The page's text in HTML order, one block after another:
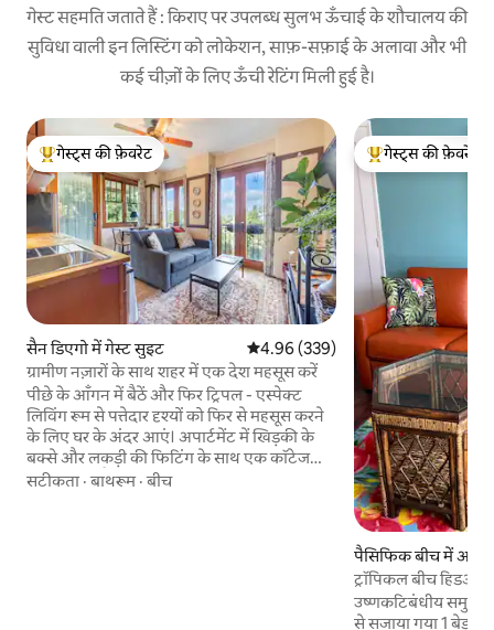
गेस्ट सहमति जताते हैं : किराए पर उपलब्ध सुलभ ऊँचाई के शौचालय की
सुविधा वाली इन लिस्टिंग को लोकेशन, साफ़-सफ़ाई के अलावा और भी
कई चीज़ों के लिए ऊँची रेटिंग मिली हुई है।
गेस्ट्स का टॉप फ़ेवरेट
गेस्ट्स की फ़ेवरेट
सैन डिएगो में गेस्ट सुइट औसत रेटिंग 5 में से 4.96, 339 समीक्षाएँ
4.96 (339)
ग्रामीण नज़ारों के साथ शहर में एक देश महसूस करें
पीछे के आँगन में बैठें और फिर ट्रिपल - एस्पेक्ट
लिविंग रूम से पत्तेदार दृश्यों को फिर से महसूस करने
के लिए घर के अंदर आएं। अपार्टमेंट में खिड़की के
बक्से और लकड़ी की फिटिंग के साथ एक कॉटेज
महसूस होता है। एक लटकता हुआ पौधा, और सफेद
सटीकता ·बाथरूम·बीच
गेस्ट्स का टॉप फ़ेवरेट
गेस्ट्स की फ़ेवरेट
पैसिफिक बीच में
ट्रॉपिकल बीच
उष्णकटिबंधीय समुद्र
से सजाया गया 1